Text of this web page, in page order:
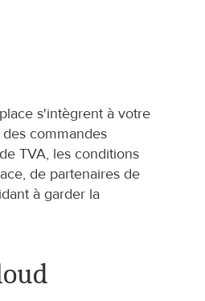
s'intègrent à votre
commandes
TVA, les conditions
de partenaires de
à garder la